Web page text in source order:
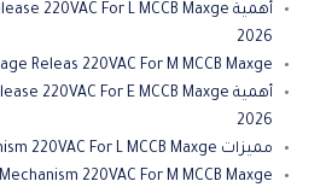
2026
Releas 220VAC For M MCCB Maxge
2026
مميزات Motor Mechanism 220VAC For L MCCB Maxge | دليل 2026
220VAC For M MCCB Maxge